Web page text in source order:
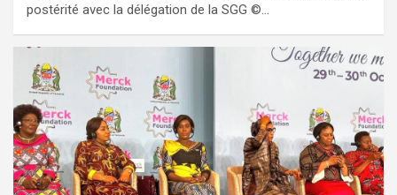
postérité avec la délégation de la SGG ©…